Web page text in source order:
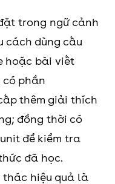
Đây là một trong
nhóm chủ
đề “đắt giá” trong
IELTS Writing Task
2 vì thường xuất
hiện trong các câu
hỏi về Internet, AI,
mạng xã hội,
quyền riêng tư
trong Sách
Bands 6.5-7.5
bài đọc học
cao hơn, phù
đang muốn
đưa vào
hỏi phổ biến
như:
trong ngữ cảnh
cách dùng cấu
hoặc bài viết
có phần
thêm giải thích
đồng thời có
để kiểm tra
đã học.
thác hiệu quả là